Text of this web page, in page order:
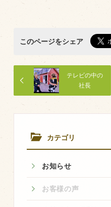
カテゴリ
お知らせ
お客様の声
このページをシェア
テレビの中の
社長
瑕疵とは
商品のご紹介
豊西牛
厚切ステーキ
カルビ串
ハンバーグ
黒にんにく
豊西ソース
ギフト